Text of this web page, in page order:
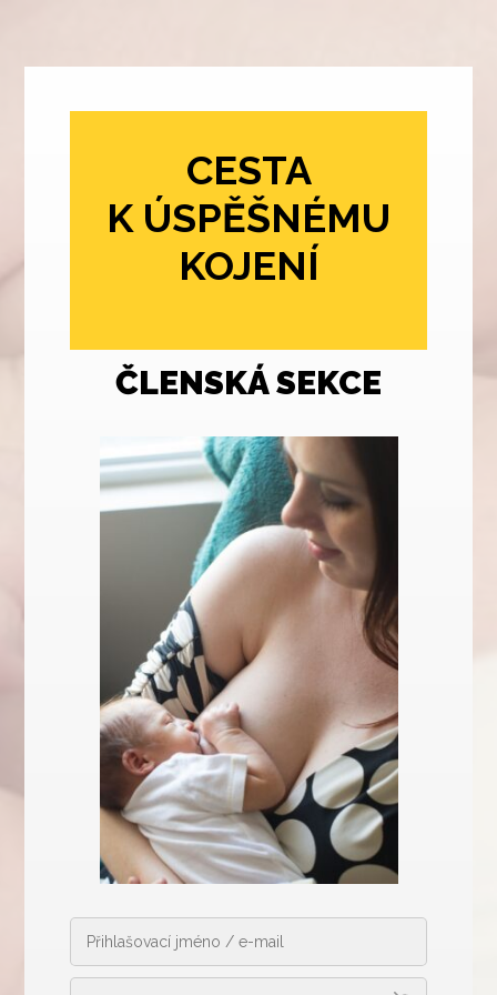
CESTA
K ÚSPĚŠNÉMU
KOJENÍ
ČLENSKÁ SEKCE